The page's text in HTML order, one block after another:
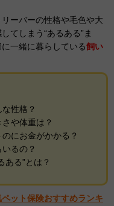
ーバーの性格や毛色や大
てしまう“あるある”ま
一緒に暮らしている飼い
性格？
や体重は？
にお金がかかる？
るの？
ある”とは？
ペット保険おすすめランキ